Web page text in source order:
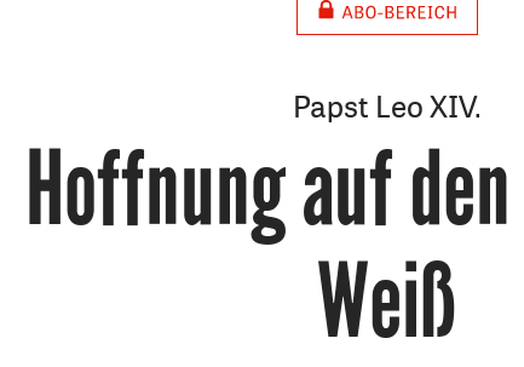
Papst Leo XIV.
:
Hoffnung auf
Weiß